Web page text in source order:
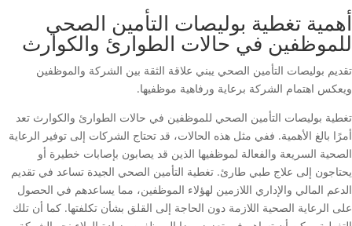
أهمية تغطية بوليصات التأمين الصحي
للموظفين في حالات الطوارئ والكوارث
تقديم بوليصات التأمين الصحي يبني علاقة الثقة بين الشركة والموظفين
ويعكس اهتمام الشركة برعاية ورفاهية موظفيها.
تغطية بوليصات التأمين الصحي للموظفين في حالات الطوارئ والكوارث تعد
أمرًا بالغ الأهمية. ففي مثل هذه الحالات، قد تحتاج الشركات إلى توفير الرعاية
الصحية السريعة والفعالة لموظفيها الذين قد يصابون بإصابات خطيرة أو
يحتاجون إلى علاج طبي طارئ. تغطية التأمين الصحي الجيدة تساعد في تقديم
الدعم المالي والإداري اللازمين لهؤلاء الموظفين، مما يساعدهم في الحصول
على الرعاية الصحية اللازمة دون الحاجة إلى القلق بشأن تكلفتها. كما أن تلك